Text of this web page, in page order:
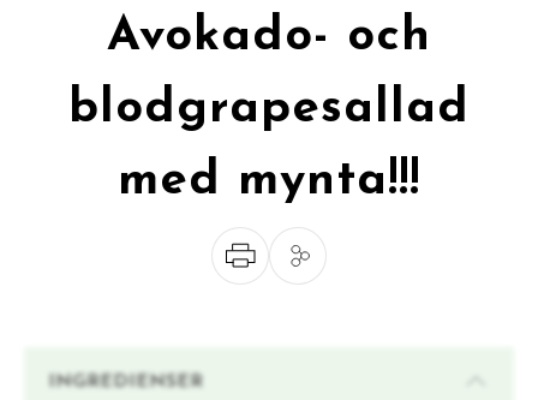
Avokado- och
blodgrapesallad
med mynta!!!
INGREDIENSER